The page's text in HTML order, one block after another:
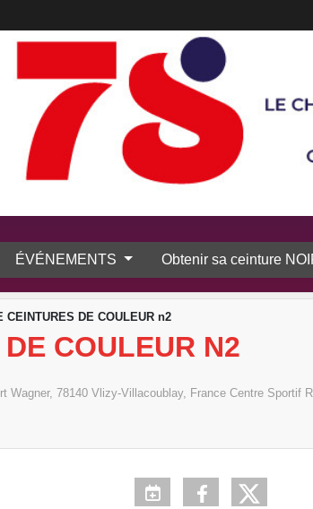
ÉVÉNEMENTS Obtenir sa ceinture
CEINTURES DE COULEUR n2
COULEUR N2
Wagner, 78140 Vlizy-Villacoublay, France Centre Sportif